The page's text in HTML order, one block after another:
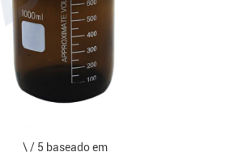
\ / 5 baseado em